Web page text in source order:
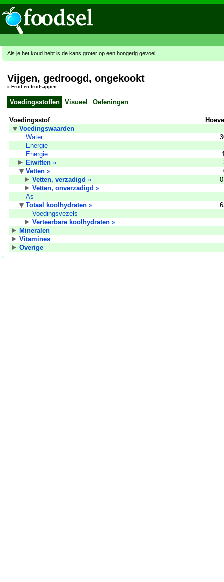
Als je het koud hebt is de kans groter op een hongerig gevoel
Vijgen, gedroogd, ongekookt
» Fruit en fruitsappen
Voedingsstoffen Visueel Oefeningen
Voedingsstof
Voedingswaarden
Water
Energie
Energie
Eiwitten »
Vetten »
Vetten, verzadigd »
Vetten, onverzadigd »
As
Totaal koolhydraten »
Voedingsvezels
Verteerbare koolhydraten »
Mineralen
Vitamines
Overige